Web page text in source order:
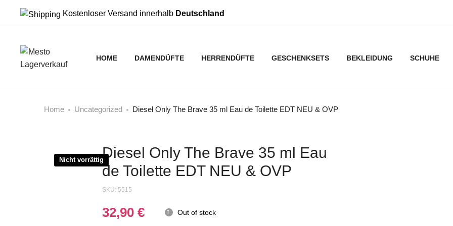
Kostenloser Versand innerhalb Deutschland
HOME DAMENDÜFTE HERRENDÜFTE GESCHENKSETS BEKLEIDUNG SCHUHE
Home Uncategorized Diesel Only The Brave 35 ml Eau de Toilette EDT NEU & OVP
Nicht vorrättigDiesel Only The Brave 35 ml Eau
de Toilette EDT NEU & OVP
SKU: 5515
32,90 € Out of stock